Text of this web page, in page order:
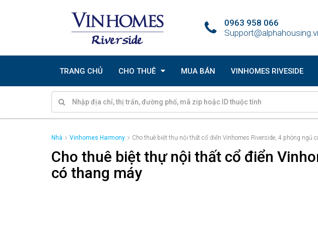
0963 958 066
TRANG CHỦ CHO THUÊ MUA BÁN VINHOMES RIVESIDE
Nhà Vinhomes Harmony Cho thuê biệt thự nội thất cổ điển Vinhomes Riverside, 4 phòng ngủ
Cho thuê biệt thự nội thất cổ điển
có thang máy